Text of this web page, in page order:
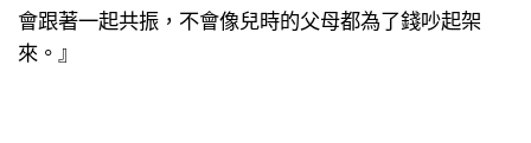
會跟著一起共振，不會像兒時的父母都為了錢吵起架
來。』